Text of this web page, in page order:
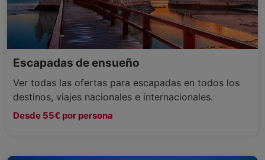
Escapadas de ensueño
Ver todas las ofertas para escapadas en todos los
destinos, viajes nacionales e internacionales.
Desde 55€ por persona